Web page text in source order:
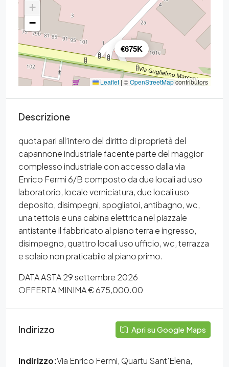
€675K
+
−
Leaflet | ©OpenStreetMapcontributors
Descrizione
quota pari all’intero del diritto di proprietà del
capannone industriale facente parte del maggior
complesso industriale con accesso dalla via
Enrico Fermi 6/B composto da due locali ad uso
laboratorio, locale verniciatura, due locali uso
deposito, disimpegni, spogliatoi, antibagno, wc,
una tettoia e una cabina elettrica nel piazzale
antistante il fabbricato al piano terra e ingresso,
disimpegno, quattro locali uso ufficio, wc, terrazza
e solaio non praticabile al piano primo.
DATA ASTA 29 settembre 2026
OFFERTA MINIMA € 675,000.00
Indirizzo Apri su Google Maps
Indirizzo:Via Enrico Fermi, Quartu Sant'Elena,